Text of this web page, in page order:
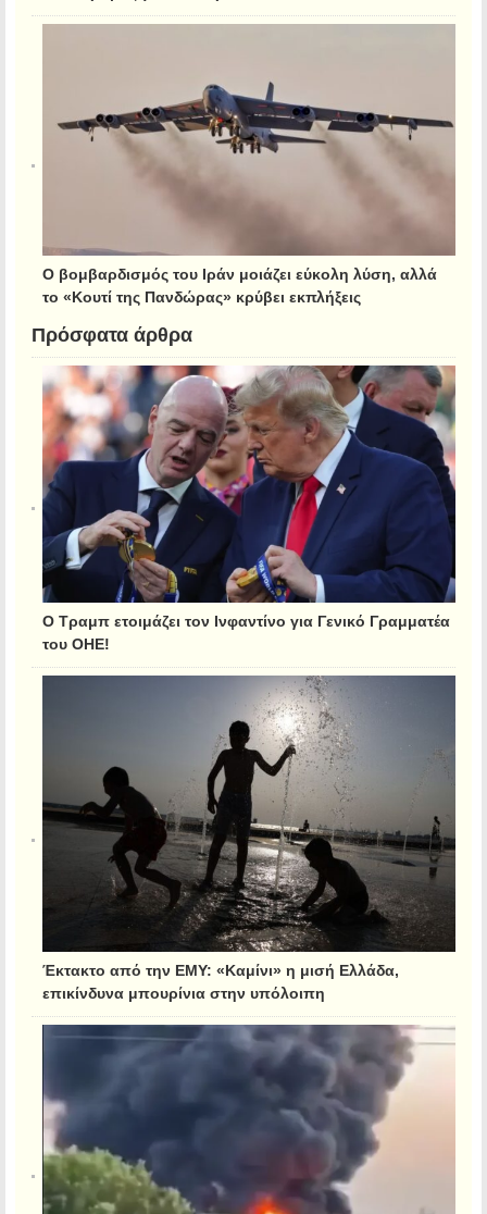
Ο βομβαρδισμός του Ιράν μοιάζει εύκολη λύση, αλλά
το «Κουτί της Πανδώρας» κρύβει εκπλήξεις
Πρόσφατα άρθρα
Ο Τραμπ ετοιμάζει τον Ινφαντίνο για Γενικό Γραμματέα
του ΟΗΕ!
Έκτακτο από την ΕΜΥ: «Καμίνι» η μισή Ελλάδα,
επικίνδυνα μπουρίνια στην υπόλοιπη